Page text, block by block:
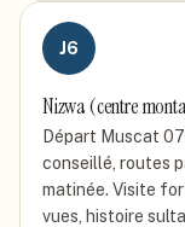
J6
Nizwa (centre
Départ Muscat
conseillé, routes
matinée. Visite
vues, histoire